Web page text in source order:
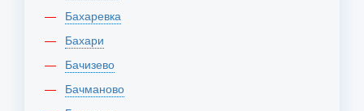
Бахаревка
Бахари
Бачизево
Бачманово